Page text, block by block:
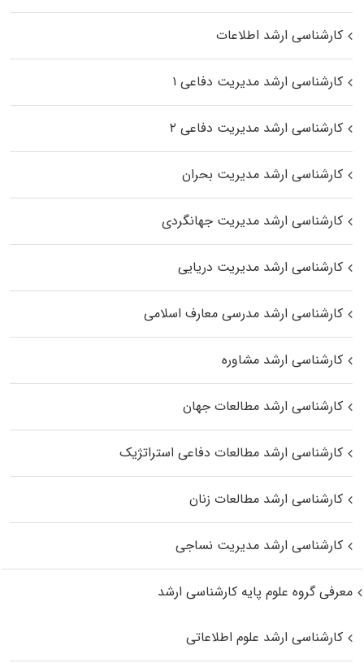
کارشناسی ارشد اطلاعات
کارشناسی ارشد مدیریت دفاعی ۱
کارشناسی ارشد مدیریت دفاعی ۲
کارشناسی ارشد مدیریت بحران
کارشناسی ارشد مدیریت جهانگردی
کارشناسی ارشد مدیریت دریایی
کارشناسی ارشد مدرسی معارف اسلامی
کارشناسی ارشد مشاوره
کارشناسی ارشد مطالعات جهان
کارشناسی ارشد مطالعات دفاعی استراتژیک
کارشناسی ارشد مطالعات زنان
کارشناسی ارشد مدیریت نساجی
معرفی گروه علوم پایه کارشناسی ارشد
کارشناسی ارشد علوم اطلاعاتی